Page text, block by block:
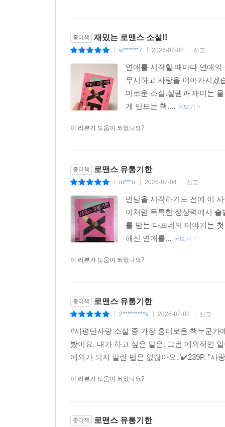
종이책 재밌는 로맨스 소설!!
w******7 2026-07-08 신고
연애를 시작할 때마다 연애
무시하고 사랑을 이어가시겠
미로운 소설.설렘과 재미는
게 만드는 책.... 더보기
이 리뷰가 도움이 되었나요?
종이책 로맨스 유통기한
m***o 2026-07-04 신고
만남을 시작하기도 전에 이
이처럼 독특한 상상력에서
를 받는 다프네의 이야기는
해진 연애를... 더보기
이 리뷰가 도움이 되었나요?
종이책 로맨스 유통기한
2*********s 2026-07-03 신고
#서평단사랑 소설 중 가장 흥미로운 책누군
봤어요. 내가 하고 싶은 말은, 그런 예외적인
예외가 되지 말란 법은 없잖아요."✔️239P. "사
이 리뷰가 도움이 되었나요?
종이책 로맨스 유통기한